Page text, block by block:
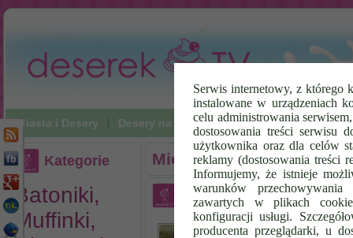
Serwis internetowy, z którego
instalowane w urządzeniach
celu administrowania
dostosowania treści serwisu
użytkownika oraz dla celów
reklamy (dostosowania treści
Informujemy, że istnieje
warunków
zawartych w plikach
konfiguracji usługi.
producenta przeglądarki, u
Ciasta i Desery Desery na zimno Napoje Poradniki
Kategorie
Batoniki,
Muffinki,
Miesięczne archiwum:
Napój Imbirowy